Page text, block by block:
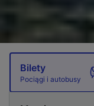
Bilety
Pociągi i autobusy